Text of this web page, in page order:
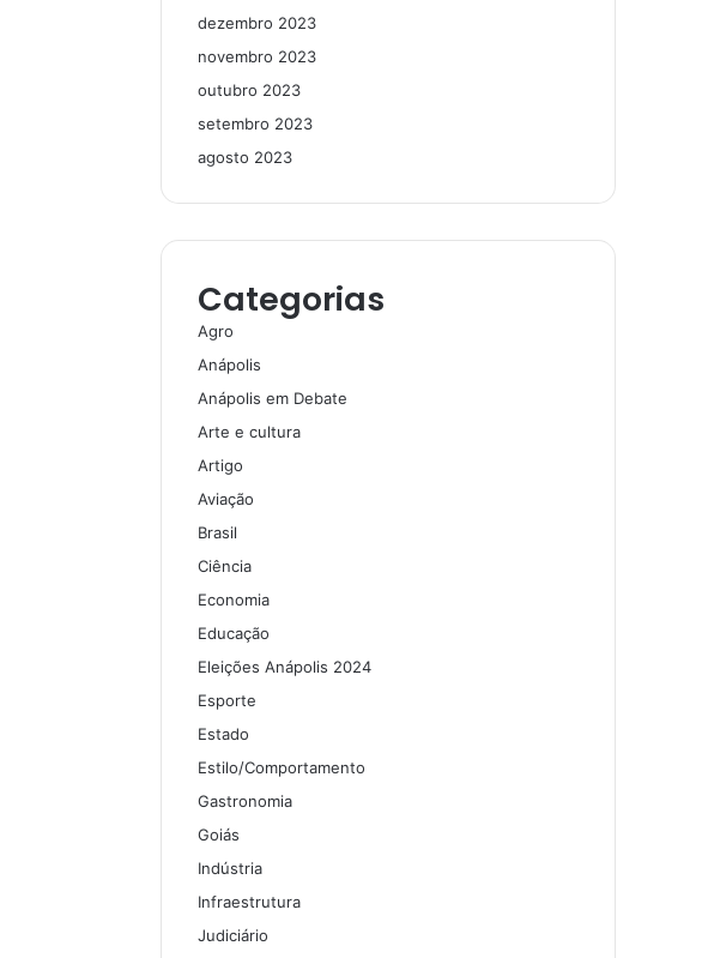
dezembro 2023
novembro 2023
outubro 2023
setembro 2023
agosto 2023
Categorias
Agro
Anápolis
Anápolis em Debate
Arte e cultura
Artigo
Aviação
Brasil
Ciência
Economia
Educação
Eleições Anápolis 2024
Esporte
Estado
Estilo/Comportamento
Gastronomia
Goiás
Indústria
Infraestrutura
Judiciário